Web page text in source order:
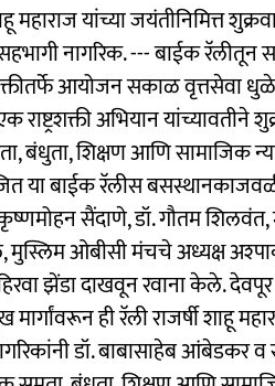
यांच्या जयंतीनिमित्त
नागरिक. --- बाईक
आयोजन सकाळ वृत्तसेवा
राष्ट्रशक्ती अभियान यांच्यावतीने
बंधुता, शिक्षण आणि सामाजिक
या बाईक रॅलीस
सैंदाणे, डॉ. गौतम शिलवंत,
मुस्लिम ओबीसी मंचचे अध्यक्ष
झेंडा दाखवून रवाना केले.
ही रॅली राजर्षी शाहू
डॉ. बाबासाहेब आंबेडकर व